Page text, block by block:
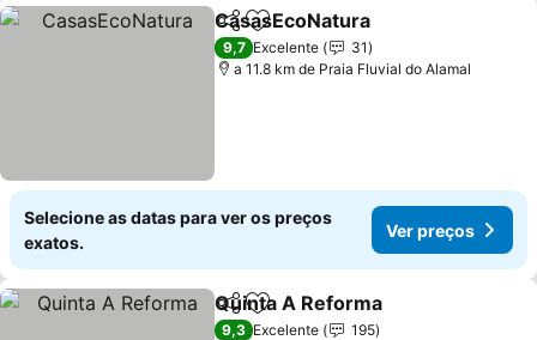
PartilharAdicionar aos favoritos
CasasEcoNatura
9,7 Excelente
31
a 11.8 km de Praia Fluvial do Alamal
Selecione as datas para ver os preços
exatos.
Ver preços
PartilharAdicionar aos favoritos
Quinta A Reforma
9,3 Excelente
195